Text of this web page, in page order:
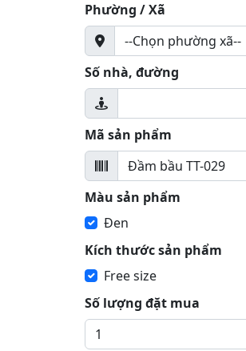
Phường / Xã
Số nhà, đường
Mã sản phẩm
Màu sản phẩm
Đen
Kích thước sản phẩm
Free size
Số lượng đặt mua